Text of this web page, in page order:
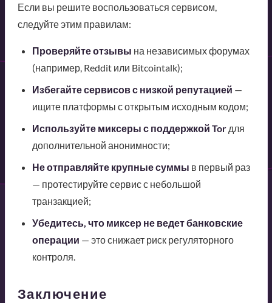
Если вы решите воспользоваться сервисом,
следуйте этим правилам:
Проверяйте отзывы на независимых форумах
(например, Reddit или Bitcointalk);
Избегайте сервисов с низкой репутацией —
ищите платформы с открытым исходным кодом;
Используйте миксеры с поддержкой Torдля
дополнительной анонимности;
Не отправляйте крупные суммы в первый раз
— протестируйте сервис с небольшой
транзакцией;
Убедитесь, что миксер не ведет банковские
операции — это снижает риск регуляторного
контроля.
Заключение